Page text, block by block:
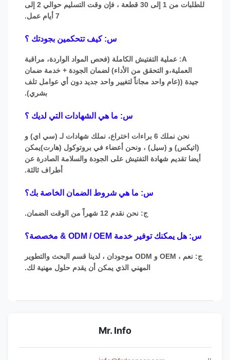
للطلبات من 1 إلى 30 قطعة ، فإن وقت التسليم حوالي 2 إلى
س: كيف تتحكمين بجودتك ؟
A: عملية التفتيش الكاملة (فحص المواد الواردة، مراقبة
العملية،و التحقق من الأداء) لضمان الجودة + خدمة ضمان
جيدة ((عام واحد مجاناً لتغيير واحد جديد دون أي عوامل تلف
بشري).
س: ما هي الشهادات التي لديك ؟
نحن نملك 6 براءات اختراع، نملك شهادات لـ (سي اي) و
(اتيكس) و (سيل) ، ونحن أعضاء في بروتوكول (هارت)يمكن
أيضا تقديم شهادة التفتيش على الجودة والسلامة الصادرة عن
أطراف ثالثة.
س: ما هي شروط الضمان الخاصة بك؟
ج: نحن نقدم 12 شهراً من الوقت الضمان.
س: هل يمكنك توفير خدمة ODM / OEM & مخصصة؟
ج: نعم ، OEM و ODM موجودان ، لدينا قسم البحث والتطوير
المهني الذي يمكن أن يقدم حلول مهنية لك.
Mr. Info